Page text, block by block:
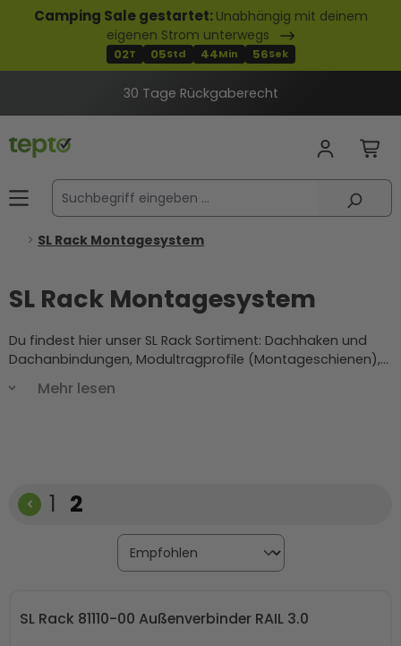
springen
Camping Sale gestartet: Unabhängig mit deinem
eigenen Strom unterwegs
02T 05Std 44Min 55Sek
30 Tage Rückgaberecht
SL Rack Montagesystem
SL Rack Montagesystem
Du findest hier unser SL Rack Sortiment: Dachhaken und
Dachanbindungen, Modultragprofile (Montageschienen),
Modulklemmen für Mitte und Ende, Schienenverbinder,
Endkappen, Dachersatzplatten sowie Flachdach-
Mehr lesen
Seite
1 Seite
2
SL Rack 81110-00 Außenverbinder RAIL 3.0